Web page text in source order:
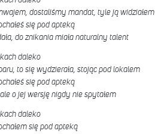
dostaliśmy mandat, tyle ją widziałem
się pod apteką
do znikania miała naturalny talent
daleko
to się wydzierała, stojąc pod lokalem
się pod apteką
o jej wersję nigdy nie spytałem
daleko
się pod apteką